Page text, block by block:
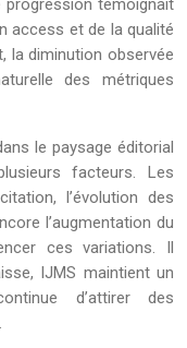
progression témoignait
access et de la qualité
la diminution observée
des métriques
le paysage éditorial
facteurs. Les
l’évolution des
l’augmentation du
ces variations. Il
IJMS maintient un
d’attirer des